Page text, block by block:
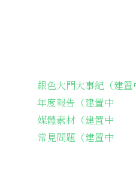
銀色大門大事紀（建置
年度報告（建置中
媒體素材（建置中
常見問題（建置中